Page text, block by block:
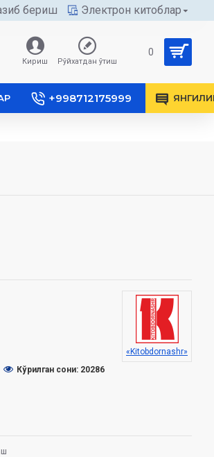
бериш Электрон китоблар
Кириш Рўйхатдан ўтиш
0
+998712175999
«Kitobdornashr»
Кўрилган сони: 20286